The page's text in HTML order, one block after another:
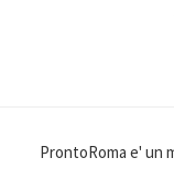
ProntoRoma e' un